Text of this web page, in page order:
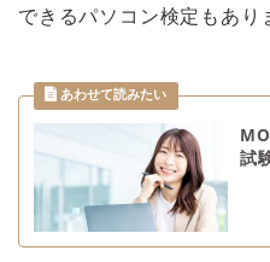
できるパソコン検定もあり
試